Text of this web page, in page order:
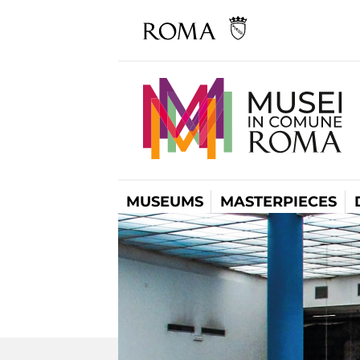
MUSEUMS MASTERPIECES